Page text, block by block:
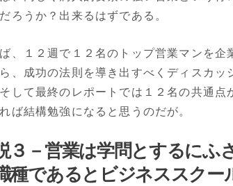
ろうか？出来るはずである。
、１２週で１２名のトップ営業マンを
、成功の法則を導き出すべくディスカ
して最終のレポートでは１２名の共通
ば結構勉強になると思うのだが。
３－営業は学問とするにふ
種であるとビジネススクー